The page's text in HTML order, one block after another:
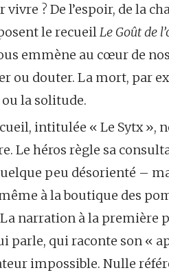
? De l’espoir, de la
le recueilLe Goût de
emmène au cœur de
ou douter. La mort, par
la solitude.
intitulée « Le Sytx »,
Le héros règle sa
peu désorienté –
à la boutique des
narration à la première
parle, qui raconte son «
impossible. Nulle